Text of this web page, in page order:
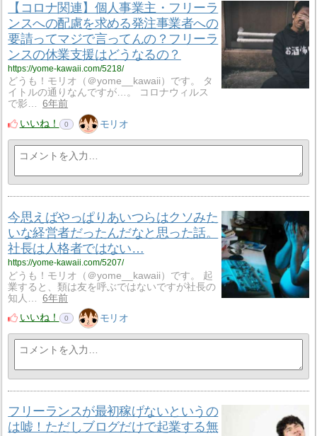
【コロナ関連】個人事業主・フリーラ
ンスへの配慮を求める発注事業者への
要請ってマジで言ってんの？フリーラ
ンスの休業支援はどうなるの？
https://yome-kawaii.com/5218/
どうも！モリオ（＠yome__kawaii）です。 タ
イトルの通りなんですが…。 コロナウィルス
で影…
6年前
いいね！
0 モリオ
今思えばやっぱりあいつらはクソみた
いな経営者だったんだなと思った話。
社長は人格者ではない…
https://yome-kawaii.com/5207/
どうも！モリオ（＠yome__kawaii）です。 起
業すると、類は友を呼ぶではないですが社長の
知人…
6年前
いいね！
0 モリオ
フリーランスが最初稼げないというの
は嘘！ただしブログだけで起業する無